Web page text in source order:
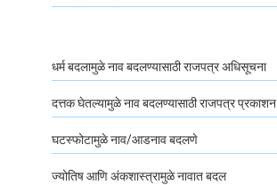
धर्म बदलामुळे नाव बदलण्यासाठी राजपत्र अधिसूचना
दत्तक घेतल्यामुळे नाव बदलण्यासाठी राजपत्र प्रकाशन
घटस्फोटामुळे नाव/आडनाव बदलणे
ज्योतिष आणि अंकशास्त्रामुळे नावात बदल